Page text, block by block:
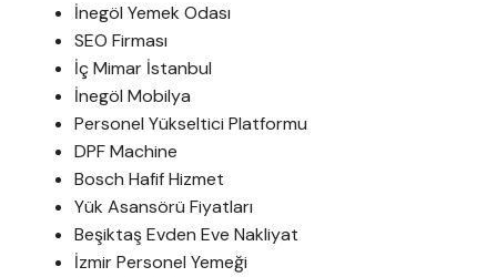
İnegöl Yemek Odası
SEO Firması
İç Mimar İstanbul
İnegöl Mobilya
Personel Yükseltici Platformu
DPF Machine
Bosch Hafif Hizmet
Yük Asansörü Fiyatları
Beşiktaş Evden Eve Nakliyat
İzmir Personel Yemeği